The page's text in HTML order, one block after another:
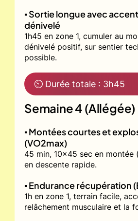
▪️ Sortie longue avec
dénivelé
1h45 en zone 1, cumuler au
dénivelé positif, sur sentier
possible.
⏲ Durée totale : 3h45
Semaine 4 (Allégée)
▪️ Montées courtes et
(VO2max)
45 min, 10x45 sec en montée
en descente rapide.
▪️ Endurance récupération
1h en zone 1, terrain facile,
relâchement musculaire et la